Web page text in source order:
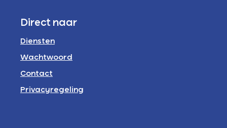
Direct naar
Diensten
Wachtwoord
Contact
Privacyregeling